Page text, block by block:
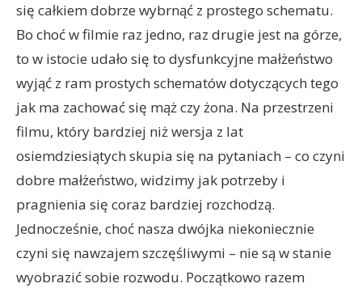
się całkiem dobrze wybrnąć z prostego schematu.
Bo choć w filmie raz jedno, raz drugie jest na górze,
to w istocie udało się to dysfunkcyjne małżeństwo
wyjąć z ram prostych schematów dotyczących tego
jak ma zachować się mąż czy żona. Na przestrzeni
filmu, który bardziej niż wersja z lat
osiemdziesiątych skupia się na pytaniach – co czyni
dobre małżeństwo, widzimy jak potrzeby i
pragnienia się coraz bardziej rozchodzą.
Jednocześnie, choć nasza dwójka niekoniecznie
czyni się nawzajem szczęśliwymi – nie są w stanie
wyobrazić sobie rozwodu. Początkowo razem